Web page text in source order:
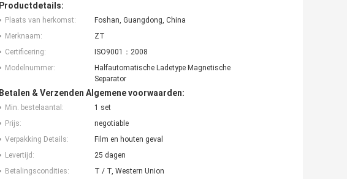
Productdetails:
Plaats van herkomst:
Foshan, Guangdong, China
Merknaam:
ZT
Certificering:
ISO9001：2008
Modelnummer:
Halfautomatische Ladetype Magnetische
Separator
Betalen & Verzenden Algemene voorwaarden:
Min. bestelaantal:
1 set
Prijs:
negotiable
Verpakking Details:
Film en houten geval
Levertijd:
25 dagen
Betalingscondities:
T / T, Western Union